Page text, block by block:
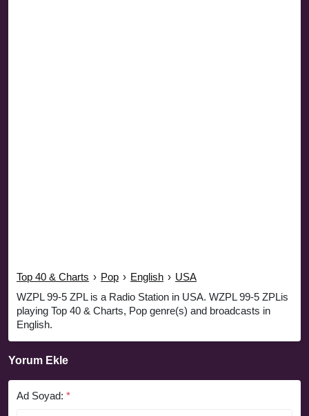
Top 40 & Charts › Pop › English › USA
WZPL 99-5 ZPL is a Radio Station in USA. WZPL 99-5 ZPLis
playing Top 40 & Charts, Pop genre(s) and broadcasts in
English.
Yorum Ekle
Ad Soyad: *